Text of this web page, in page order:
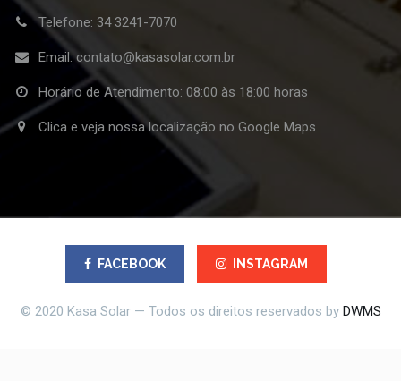
Telefone: 34 3241-7070
Email:contato@kasasolar.com.br
Horário de Atendimento: 08:00 às 18:00 horas
Clica e veja nossa localização no Google Maps
FACEBOOK INSTAGRAM
© 2020 Kasa Solar — Todos os direitos reservados by DWMS